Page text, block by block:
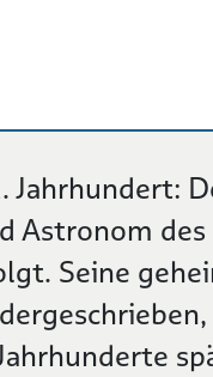
Jahrhundert:
Astronom
Seine